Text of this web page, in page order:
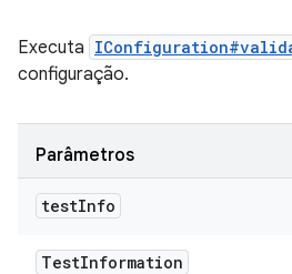
Executa
configuração.
Parâmetros
testInfo
TestInformation